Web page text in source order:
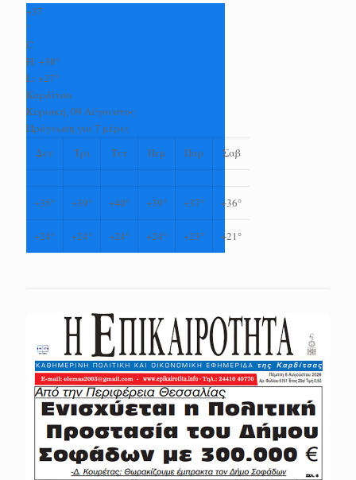
+37
°
C
H: +38°
L: +27°
Καρδίτσα
Κυριακή, 09 Αύγουστος
Πρόγνωση για 7 μέρες
Δευ
Τρι Τετ Πεμ Παρ Σαβ
+35° +39° +40° +39° +37° +36°
+24° +24° +24° +24° +23° +21°